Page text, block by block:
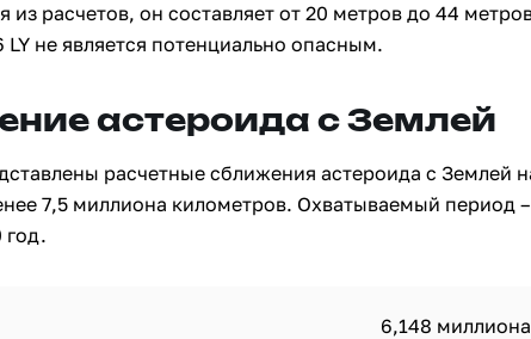
из расчетов, он составляет от 20 метров до 44
LY не является потенциально опасным.
астероида с Землей
расчетные сближения астероида с Землей
7,5 миллиона километров. Охватываемый период –
год.
6,148